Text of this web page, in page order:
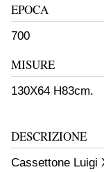
EPOCA
700
MISURE
130X64 H83cm.
DESCRIZIONE
Cassettone Luigi